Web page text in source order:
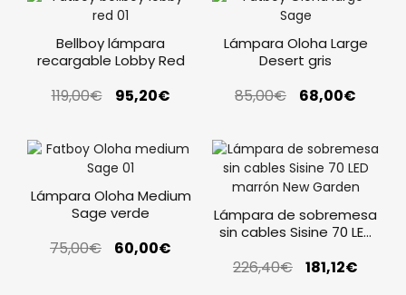
Bellboy lámpara
recargable Lobby Red
119,00€ 95,20€
Lámpara Oloha Large
Desert gris
85,00€ 68,00€
Lámpara Oloha Medium
Sage verde
75,00€ 60,00€
Lámpara de sobremesa
sin cables Sisine 70 LED
226,40€ 181,12€